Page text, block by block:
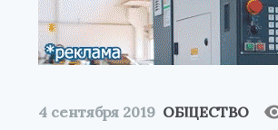
4 сентября 2019 ОБЩЕСТВО